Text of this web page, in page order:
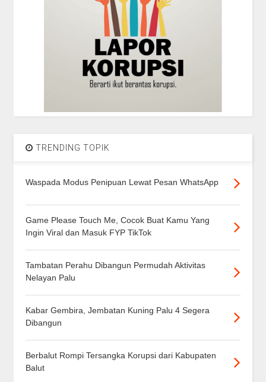
TRENDING TOPIK
Waspada Modus Penipuan Lewat Pesan WhatsApp
Game Please Touch Me, Cocok Buat Kamu Yang
Ingin Viral dan Masuk FYP TikTok
Tambatan Perahu Dibangun Permudah Aktivitas
Nelayan Palu
Kabar Gembira, Jembatan Kuning Palu 4 Segera
Dibangun
Berbalut Rompi Tersangka Korupsi dari Kabupaten
Balut